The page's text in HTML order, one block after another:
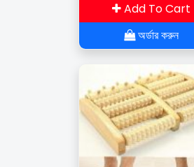
Add To Cart
অর্ডার করুন